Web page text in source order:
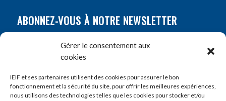
Gérer le consentement aux
cookies
IEIF et ses partenaires utilisent des cookies pour assurer le bon
fonctionnement et la sécurité du site, pour offrir les meilleures expériences,
nous utilisons des technologies telles que les cookies pour stocker et/ou
ABONNEZ-VOUS À NOTRE NEWSLETTER
Prénom*